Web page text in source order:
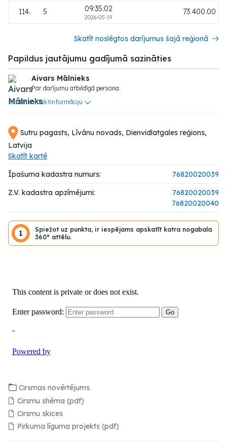
Sutru pagasts, Līvānu novads, Dienvidlatgales reģions,
Latvija
Skatīt kartē
Īpašuma kadastra numurs:
76820020039
Z.V. kadastra apzīmējumi:
76820020039
76820020040
1
Spiežot uz punkta, ir iespējams apskatīt katra nogabala
360° attēlu.
Cirsmas novērtējums
Cirsmu shēma (pdf)
Cirsmu skices
Pirkuma līguma projekts (pdf)
114. 5 09:35:02
2026-05-19
73 400.00
Skatīt noslēgtos darījumus šajā reģionā
Papildus jautājumu gadījumā sazināties
Aivars Mālnieks
Par darījumu atbildīgā persona
Skatīt kontaktinformāciju